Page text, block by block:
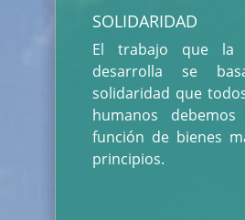
SOLIDARIDAD
El trabajo que la
desarrolla se
solidaridad que
humanos
función de bienes
principios.